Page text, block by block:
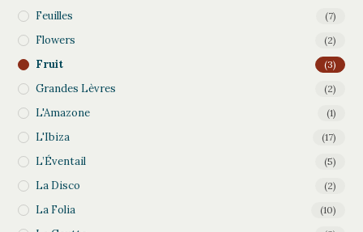
Feuilles (7)
Flowers (2)
Fruit (3)
Grandes Lèvres (2)
L'Amazone (1)
L'Ibiza (17)
L’Éventail (5)
La Disco (2)
La Folia (10)